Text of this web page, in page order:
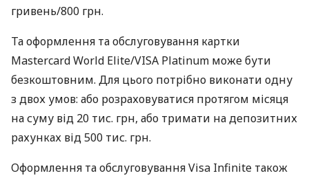
гривень/800 грн.
Та оформлення та обслуговування картки
Mastercard World Elite/VISA Platinum може бути
безкоштовним. Для цього потрібно виконати одну
з двох умов: або розраховуватися протягом місяця
на суму від 20 тис. грн, або тримати на депозитних
рахунках від 500 тис. грн.
Оформлення та обслуговування Visa Infinite також